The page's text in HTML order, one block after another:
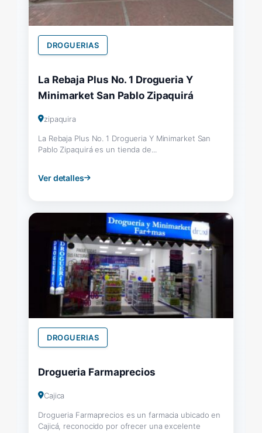
DROGUERIAS
La Rebaja Plus No. 1 Drogueria Y
Minimarket San Pablo Zipaquirá
zipaquira
La Rebaja Plus No. 1 Drogueria Y Minimarket San
Pablo Zipaquirá es un tienda de...
Ver detalles
DROGUERIAS
Drogueria Farmaprecios
Cajica
Drogueria Farmaprecios es un farmacia ubicado en
Cajicá, reconocido por ofrecer una excelente